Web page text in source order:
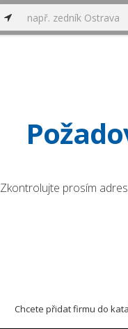
Zkontrolujte prosím
Chcete přidat firmu do